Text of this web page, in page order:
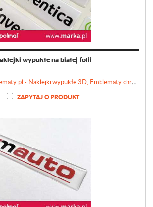
wypukłe na białej folii
POLINAL® - Emblematy.pl - Naklejki wypukłe 3D, Emblematy chromowane, Tabliczki, Etykiety
ZAPYTAJ O PRODUKT